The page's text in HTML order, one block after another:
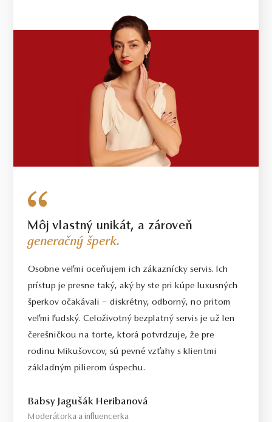
Môj vlastný unikát, a zároveň
generačný šperk.
Osobne veľmi oceňujem ich zákaznícky servis. Ich
prístup je presne taký, aký by ste pri kúpe luxusných
šperkov očakávali – diskrétny, odborný, no pritom
veľmi ľudský. Celoživotný bezplatný servis je už len
čerešničkou na torte, ktorá potvrdzuje, že pre
rodinu Mikušovcov, sú pevné vzťahy s klientmi
základným pilierom úspechu.
Babsy Jagušák Heribanová
Moderátorka a influencerka